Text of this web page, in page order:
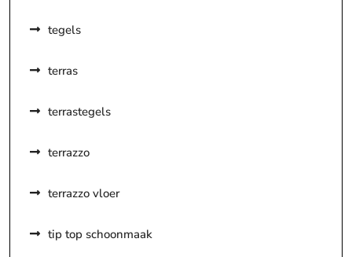
tegels
terras
terrastegels
terrazzo
terrazzo vloer
tip top schoonmaak